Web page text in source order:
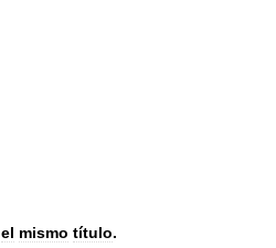
el mismo título.